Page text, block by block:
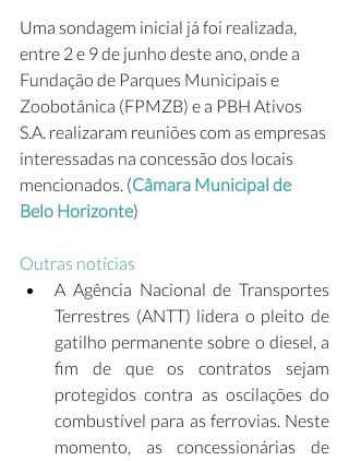
Uma sondagem inicial já foi realizada,
entre 2 e 9 de junho deste ano, onde a
Fundação de Parques Municipais e
Zoobotânica (FPMZB) e a PBH Ativos
S.A. realizaram reuniões com as empresas
interessadas na concessão dos locais
mencionados. (Câmara Municipal de
Belo Horizonte)
Outras notícias
A Agência Nacional de Transportes
Terrestres (ANTT) lidera o pleito de
gatilho permanente sobre o diesel, a
fim de que os contratos sejam
protegidos contra as oscilações do
combustível para as ferrovias. Neste
momento, as concessionárias de